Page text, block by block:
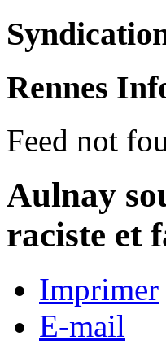
Rennes
Feed not
Aulnay
raciste et
Imprimer
E-mail